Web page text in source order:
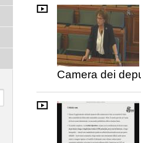
Camera dei